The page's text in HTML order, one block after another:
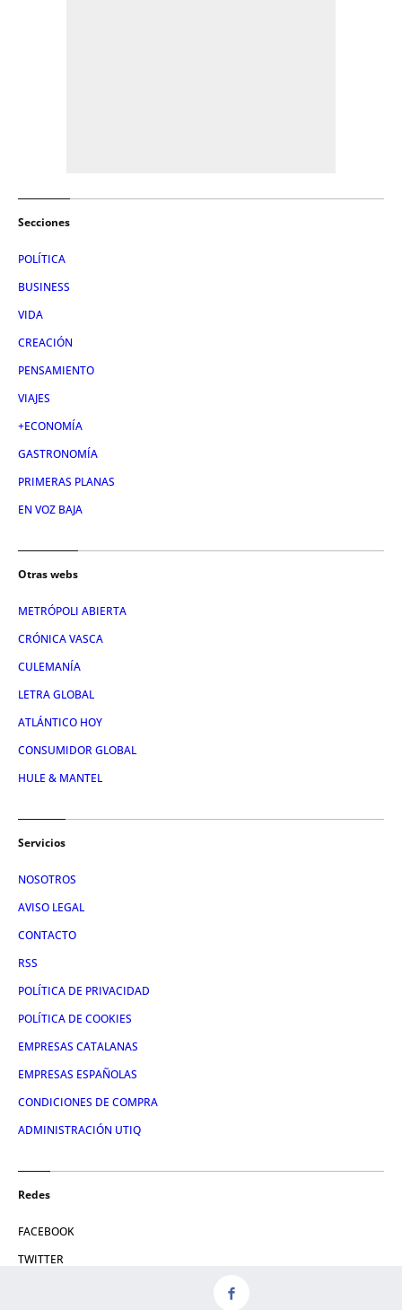
Secciones
POLÍTICA
BUSINESS
VIDA
CREACIÓN
PENSAMIENTO
VIAJES
+ECONOMÍA
GASTRONOMÍA
PRIMERAS PLANAS
EN VOZ BAJA
Otras webs
METRÓPOLI ABIERTA
CRÓNICA VASCA
CULEMANÍA
LETRA GLOBAL
ATLÁNTICO HOY
CONSUMIDOR GLOBAL
HULE & MANTEL
Servicios
NOSOTROS
AVISO LEGAL
CONTACTO
RSS
POLÍTICA DE PRIVACIDAD
POLÍTICA DE COOKIES
EMPRESAS CATALANAS
EMPRESAS ESPAÑOLAS
CONDICIONES DE COMPRA
ADMINISTRACIÓN UTIQ
Redes
FACEBOOK
TWITTER